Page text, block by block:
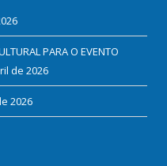
PARA O EVENTO
de 2026
2026